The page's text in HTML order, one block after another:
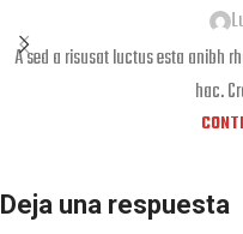
A sed a risusat luctus esta anibh
hac.
Deja una respuesta